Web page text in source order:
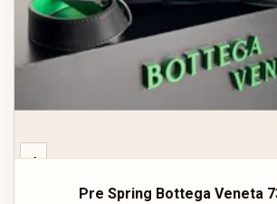
‹
Pre Spring Bottega Veneta